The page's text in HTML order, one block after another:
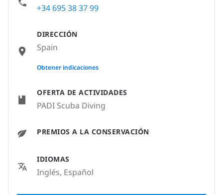
OFERTA DE ACTIVIDADES
PADI Scuba Diving
PREMIOS A LA CONSERVACIÓN
IDIOMAS
Inglés, Español
+34 695 38 37 99
DIRECCIÓN
Spain
None
Obtener indicaciones